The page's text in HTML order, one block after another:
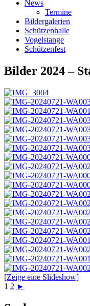
News
Termine
Bildergalerien
Schützenhalle
Vogelstange
Schützenfest
Bilder 2024 –
[Zeige eine Slideshow]
1 2 ►